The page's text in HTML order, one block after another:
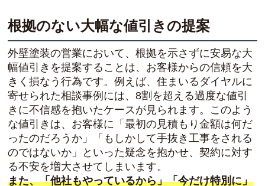
根拠のない大幅な値引きの提案
外壁塗装の営業において、根拠を示さずに安易な大
幅値引きを提案することは、お客様からの信頼を大
きく損なう行為です。例えば、住まいるダイヤルに
寄せられた相談事例には、8割を超える過度な値引
きに不信感を抱いたケースが見られます。このよう
な値引きは、お客様に「最初の見積もり金額は何だ
ったのだろうか」「もしかして手抜き工事をされる
のではないか」といった疑念を抱かせ、契約に対す
る不安を増大させてしまいます。
また、「他社もやっているから」「今だけ特別に」